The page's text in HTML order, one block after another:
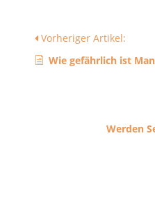
Vorheriger Artikel:
Wie gefährlich ist Mantel-
Werden